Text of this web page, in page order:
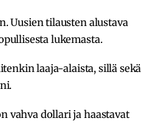
Uusien tilausten alustava
lukemasta.
laaja-alaista, sillä sekä
vahva dollari ja haastavat